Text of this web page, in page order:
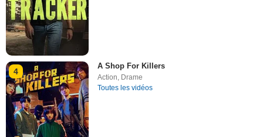
4
A Shop For Killers
Action, Drame
Toutes les vidéos